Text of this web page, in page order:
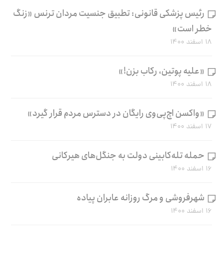
رئیس پزشکی قانونی: تطبیق جنسیت مردان ترنس «زنگ
خطر است»
۱۸ اسفند ۱۴۰۰
«علیه پوتین، رکاب بزن!»
۱۸ اسفند ۱۴۰۰
«واکسن اچ‌پی‌وی رایگان در دسترس مردم قرار گیرد»
۱۷ اسفند ۱۴۰۰
حمله تله‌کابینی دولت به جنگل‌های هیرکانی
۱۶ اسفند ۱۴۰۰
شهرفروشی و مرگ روزانه عابران پیاده
۱۶ اسفند ۱۴۰۰